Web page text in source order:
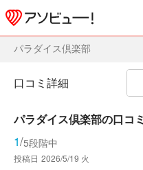
パラダイス倶楽部
口コミ詳細
パラダイス倶楽部の口コミ
1/5段階中
投稿日 2026/5/19 火